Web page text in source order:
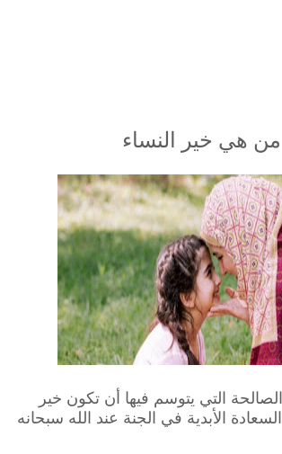
من هي خير النساء
الصالحة التي يتوسم فيها أن تكون خير
الأبدية في الجنة عند الله سبحانه